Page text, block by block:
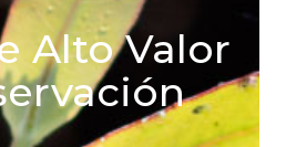
Alto Valor